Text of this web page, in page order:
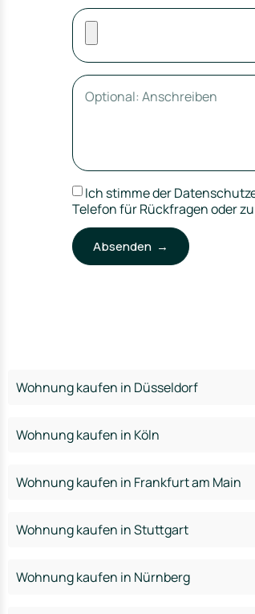
Ich stimme der
Telefon für Rückfragen oder
Absenden →
Wohnung kaufen in Düsseldorf
Wohnung kaufen in Köln
Wohnung kaufen in Frankfurt am Main
Wohnung kaufen in Stuttgart
Wohnung kaufen in Nürnberg